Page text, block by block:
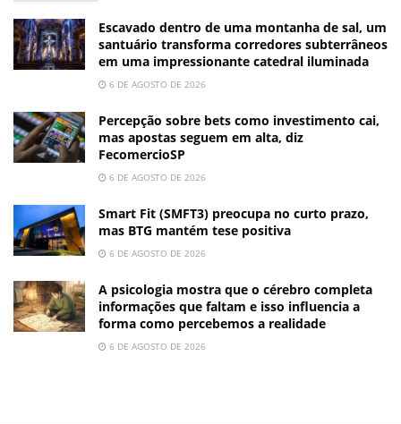
Escavado dentro de uma montanha de sal, um
santuário transforma corredores subterrâneos
em uma impressionante catedral iluminada
6 DE AGOSTO DE 2026
Percepção sobre bets como investimento cai,
mas apostas seguem em alta, diz
FecomercioSP
6 DE AGOSTO DE 2026
Smart Fit (SMFT3) preocupa no curto prazo,
mas BTG mantém tese positiva
6 DE AGOSTO DE 2026
A psicologia mostra que o cérebro completa
informações que faltam e isso influencia a
forma como percebemos a realidade
6 DE AGOSTO DE 2026